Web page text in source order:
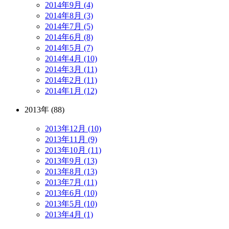
2014年9月 (4)
2014年8月 (3)
2014年7月 (5)
2014年6月 (8)
2014年5月 (7)
2014年4月 (10)
2014年3月 (11)
2014年2月 (11)
2014年1月 (12)
2013年 (88)
2013年12月 (10)
2013年11月 (9)
2013年10月 (11)
2013年9月 (13)
2013年8月 (13)
2013年7月 (11)
2013年6月 (10)
2013年5月 (10)
2013年4月 (1)